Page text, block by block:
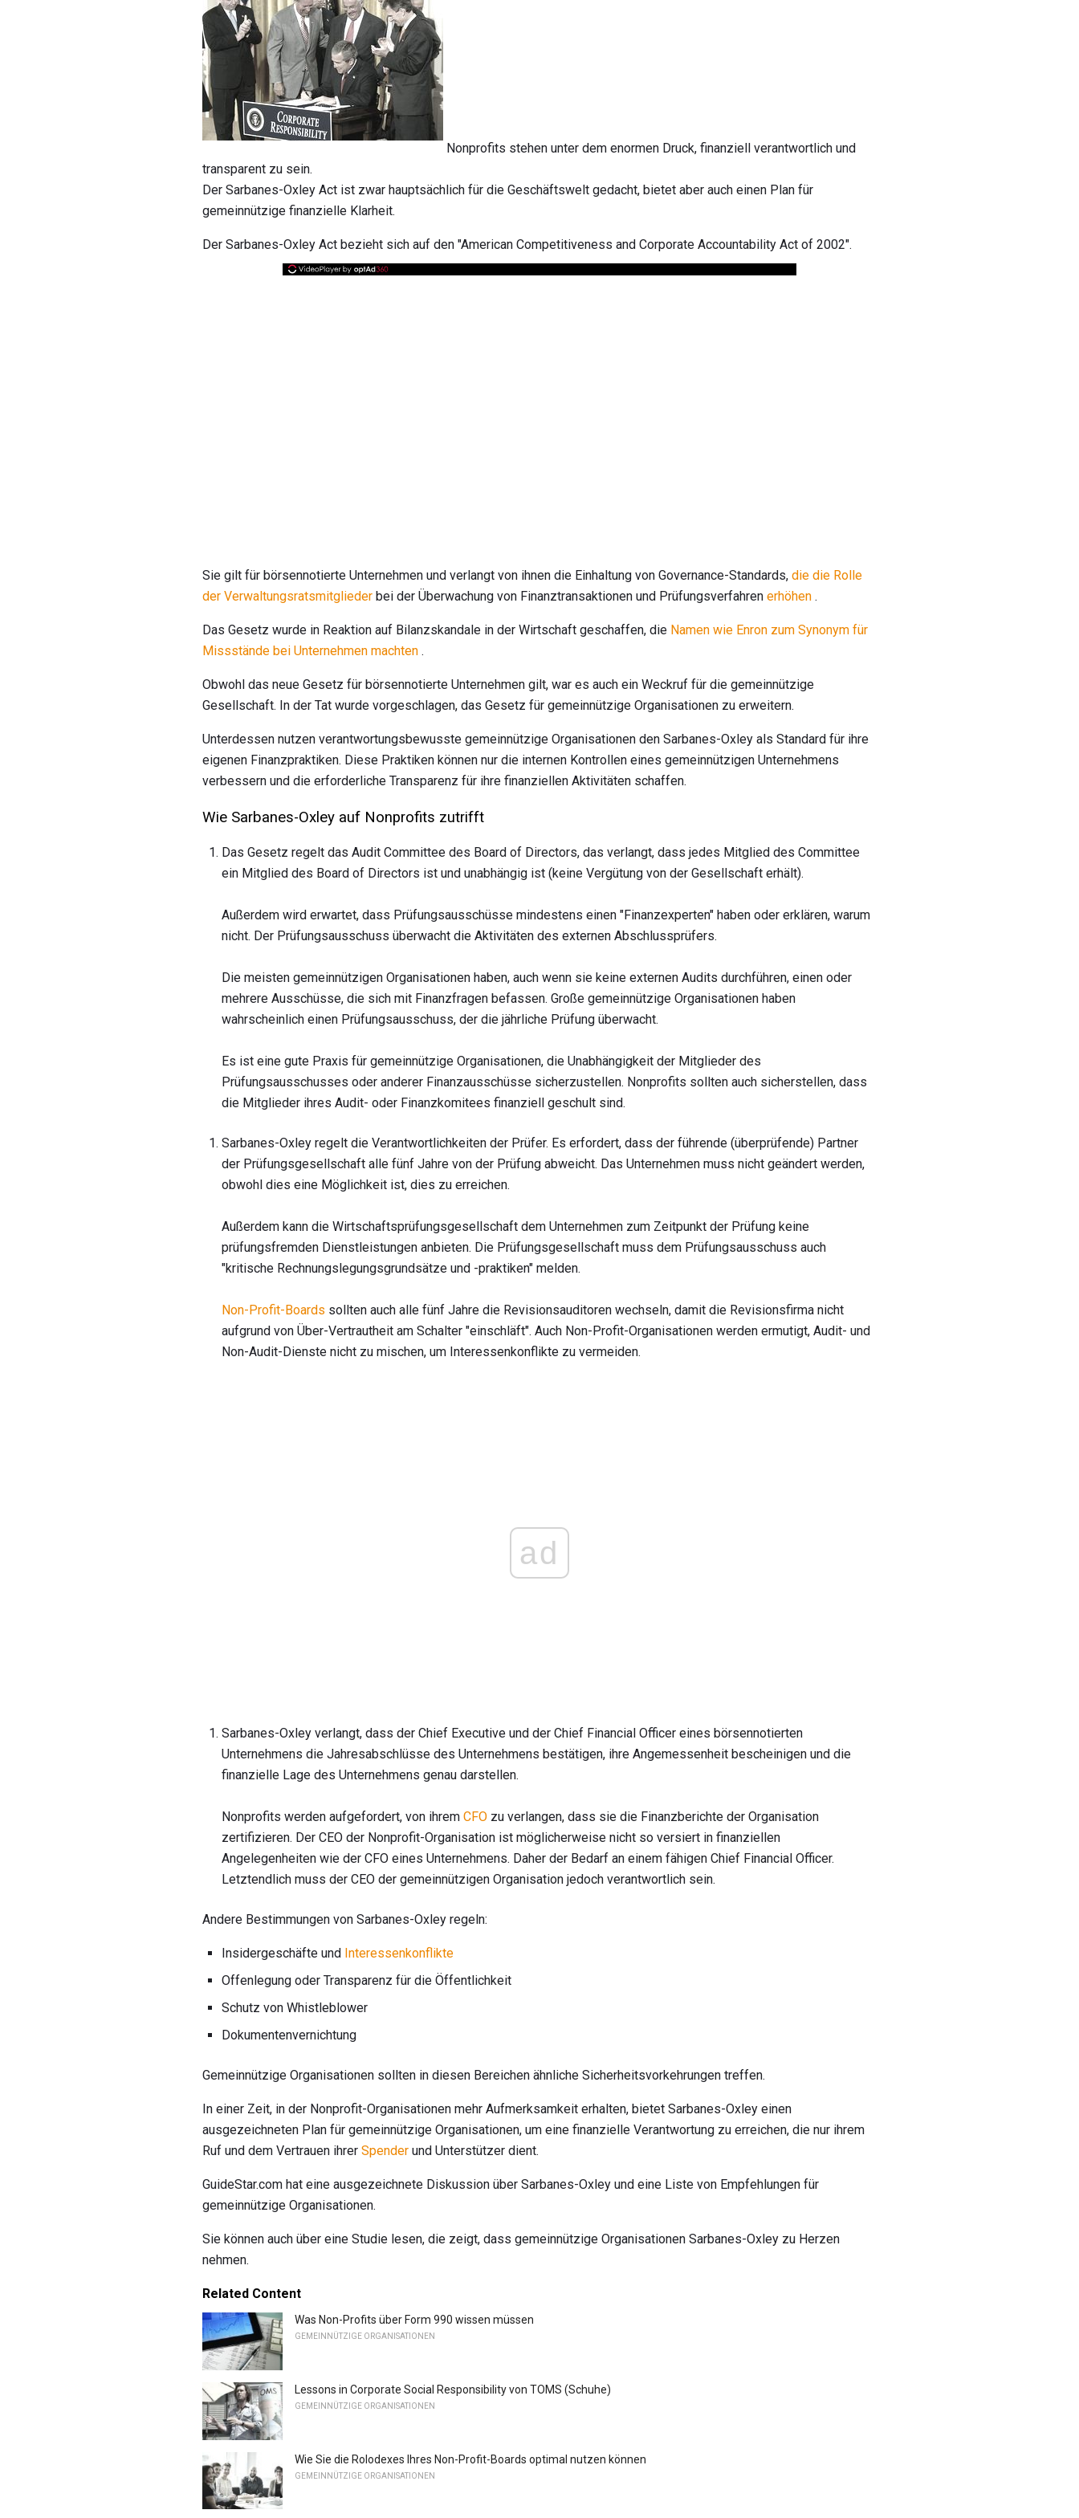
Nonprofits stehen unter dem enormen Druck, finanziell verantwortlich und
transparent zu sein.
Der Sarbanes-Oxley Act ist zwar hauptsächlich für die Geschäftswelt gedacht, bietet aber auch einen Plan für
gemeinnützige finanzielle Klarheit.
Der Sarbanes-Oxley Act bezieht sich auf den "American Competitiveness and Corporate Accountability Act of 2002".
Sie gilt für börsennotierte Unternehmen und verlangt von ihnen die Einhaltung von Governance-Standards, die die Rolle
der Verwaltungsratsmitglieder bei der Überwachung von Finanztransaktionen und Prüfungsverfahren erhöhen .
Das Gesetz wurde in Reaktion auf Bilanzskandale in der Wirtschaft geschaffen, die Namen wie Enron zum Synonym für
Missstände bei Unternehmen machten .
Obwohl das neue Gesetz für börsennotierte Unternehmen gilt, war es auch ein Weckruf für die gemeinnützige
Gesellschaft. In der Tat wurde vorgeschlagen, das Gesetz für gemeinnützige Organisationen zu erweitern.
Unterdessen nutzen verantwortungsbewusste gemeinnützige Organisationen den Sarbanes-Oxley als Standard für ihre
eigenen Finanzpraktiken. Diese Praktiken können nur die internen Kontrollen eines gemeinnützigen Unternehmens
verbessern und die erforderliche Transparenz für ihre finanziellen Aktivitäten schaffen.
Wie Sarbanes-Oxley auf Nonprofits zutrifft
Das Gesetz regelt das Audit Committee des Board of Directors, das verlangt, dass jedes Mitglied des Committee
ein Mitglied des Board of Directors ist und unabhängig ist (keine Vergütung von der Gesellschaft erhält).
Außerdem wird erwartet, dass Prüfungsausschüsse mindestens einen "Finanzexperten" haben oder erklären, warum
nicht. Der Prüfungsausschuss überwacht die Aktivitäten des externen Abschlussprüfers.
Die meisten gemeinnützigen Organisationen haben, auch wenn sie keine externen Audits durchführen, einen oder
mehrere Ausschüsse, die sich mit Finanzfragen befassen. Große gemeinnützige Organisationen haben
wahrscheinlich einen Prüfungsausschuss, der die jährliche Prüfung überwacht.
Es ist eine gute Praxis für gemeinnützige Organisationen, die Unabhängigkeit der Mitglieder des
Prüfungsausschusses oder anderer Finanzausschüsse sicherzustellen. Nonprofits sollten auch sicherstellen, dass
die Mitglieder ihres Audit- oder Finanzkomitees finanziell geschult sind.
Sarbanes-Oxley regelt die Verantwortlichkeiten der Prüfer. Es erfordert, dass der führende (überprüfende) Partner
der Prüfungsgesellschaft alle fünf Jahre von der Prüfung abweicht. Das Unternehmen muss nicht geändert werden,
obwohl dies eine Möglichkeit ist, dies zu erreichen.
Außerdem kann die Wirtschaftsprüfungsgesellschaft dem Unternehmen zum Zeitpunkt der Prüfung keine
prüfungsfremden Dienstleistungen anbieten. Die Prüfungsgesellschaft muss dem Prüfungsausschuss auch
"kritische Rechnungslegungsgrundsätze und -praktiken" melden.
Non-Profit-Boards sollten auch alle fünf Jahre die Revisionsauditoren wechseln, damit die Revisionsfirma nicht
aufgrund von Über-Vertrautheit am Schalter "einschläft". Auch Non-Profit-Organisationen werden ermutigt, Audit- und
Non-Audit-Dienste nicht zu mischen, um Interessenkonflikte zu vermeiden.
ad
Sarbanes-Oxley verlangt, dass der Chief Executive und der Chief Financial Officer eines börsennotierten
Unternehmens die Jahresabschlüsse des Unternehmens bestätigen, ihre Angemessenheit bescheinigen und die
finanzielle Lage des Unternehmens genau darstellen.
Nonprofits werden aufgefordert, von ihrem CFO zu verlangen, dass sie die Finanzberichte der Organisation
zertifizieren. Der CEO der Nonprofit-Organisation ist möglicherweise nicht so versiert in finanziellen
Angelegenheiten wie der CFO eines Unternehmens. Daher der Bedarf an einem fähigen Chief Financial Officer.
Letztendlich muss der CEO der gemeinnützigen Organisation jedoch verantwortlich sein.
Andere Bestimmungen von Sarbanes-Oxley regeln:
Insidergeschäfte und Interessenkonflikte
Offenlegung oder Transparenz für die Öffentlichkeit
Schutz von Whistleblower
Dokumentenvernichtung
Gemeinnützige Organisationen sollten in diesen Bereichen ähnliche Sicherheitsvorkehrungen treffen.
In einer Zeit, in der Nonprofit-Organisationen mehr Aufmerksamkeit erhalten, bietet Sarbanes-Oxley einen
ausgezeichneten Plan für gemeinnützige Organisationen, um eine finanzielle Verantwortung zu erreichen, die nur ihrem
Ruf und dem Vertrauen ihrer Spender und Unterstützer dient.
GuideStar.com hat eine ausgezeichnete Diskussion über Sarbanes-Oxley und eine Liste von Empfehlungen für
gemeinnützige Organisationen.
Sie können auch über eine Studie lesen, die zeigt, dass gemeinnützige Organisationen Sarbanes-Oxley zu Herzen
nehmen.
Related Content
Was Non-Profits über Form 990 wissen müssen
GEMEINNÜTZIGE ORGANISATIONEN
Lessons in Corporate Social Responsibility von TOMS (Schuhe)
GEMEINNÜTZIGE ORGANISATIONEN
Wie Sie die Rolodexes Ihres Non-Profit-Boards optimal nutzen können
GEMEINNÜTZIGE ORGANISATIONEN